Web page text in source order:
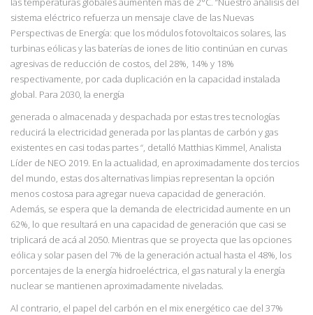
sistema eléctrico refuerza un mensaje clave de las Nuevas
Perspectivas de Energía: que los módulos fotovoltaicos solares, las
turbinas eólicas y las baterías de iones de litio continúan en curvas
agresivas de reducción de costos, del 28%, 14% y 18%
respectivamente, por cada duplicación en la capacidad instalada
global. Para 2030, la energía
generada o almacenada y despachada por estas tres tecnologías
reducirá la electricidad generada por las plantas de carbón y gas
existentes en casi todas partes “, detalló Matthias Kimmel, Analista
Líder de NEO 2019. En la actualidad, en aproximadamente dos tercios
del mundo, estas dos alternativas limpias representan la opción
menos costosa para agregar nueva capacidad de generación.
Además, se espera que la demanda de electricidad aumente en un
62%, lo que resultará en una capacidad de generación que casi se
triplicará de acá al 2050. Mientras que se proyecta que las opciones
eólica y solar pasen del 7% de la generación actual hasta el 48%, los
porcentajes de la energía hidroeléctrica, el gas natural y la energía
nuclear se mantienen aproximadamente niveladas.
Al contrario, el papel del carbón en el mix energético cae del 37%